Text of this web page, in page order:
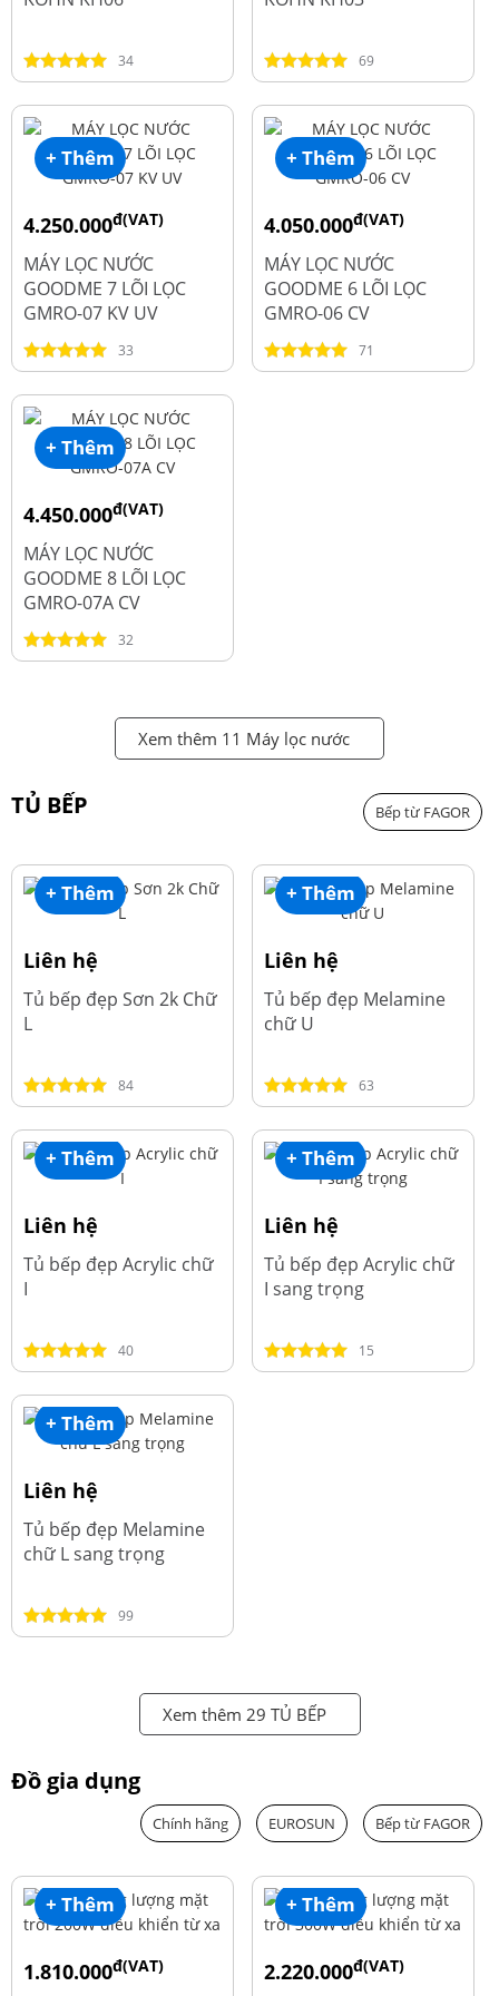
34 69
+ Thêm
4.250.000đ(VAT)
6.050.000
MÁY LỌC NƯỚC
GOODME 7 LÕI LỌC
GMRO-07 KV UV
33
+ Thêm
4.050.000đ(VAT)
5.250.000
MÁY LỌC NƯỚC
GOODME 6 LÕI LỌC
GMRO-06 CV
71
+ Thêm
4.450.000đ(VAT)
6.250.000
MÁY LỌC NƯỚC
GOODME 8 LÕI LỌC
GMRO-07A CV
32
Xem thêm 11 Máy lọc nước
TỦ BẾP Bếp từ FAGOR
+ Thêm
Liên hệ
Tủ bếp đẹp Sơn 2k Chữ
L
84
+ Thêm
Liên hệ
Tủ bếp đẹp Melamine
chữ U
63
+ Thêm
Liên hệ
Tủ bếp đẹp Acrylic chữ
I
40
+ Thêm
Liên hệ
Tủ bếp đẹp Acrylic chữ
I sang trọng
15
+ Thêm
Liên hệ
Tủ bếp đẹp Melamine
chữ L sang trọng
99
Xem thêm 29 TỦ BẾP
Đồ gia dụng
Chính hãng EUROSUN Bếp từ FAGOR
+ Thêm
1.810.000đ(VAT)
+ Thêm
2.220.000đ(VAT)